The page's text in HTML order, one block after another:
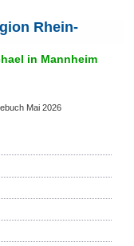
Rhein-
in Mannheim
Mai 2026